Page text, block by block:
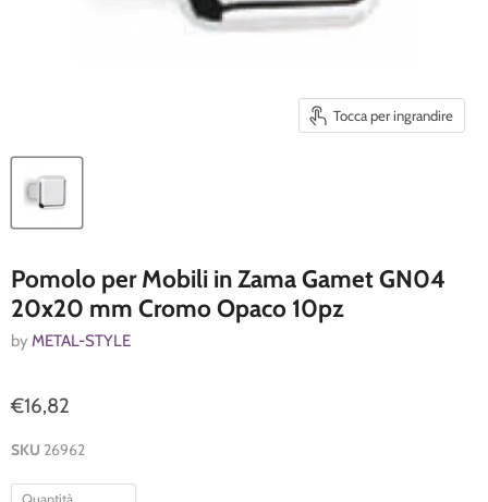
Tocca per ingrandire
Pomolo per Mobili in Zama Gamet GN04
20x20 mm Cromo Opaco 10pz
by METAL-STYLE
€16,82
SKU 26962